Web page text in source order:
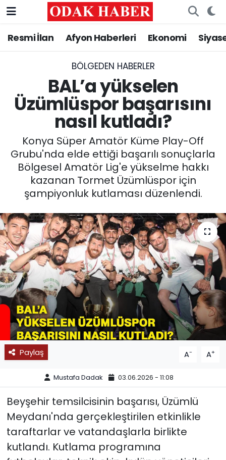
Resmi İlan Afyon Haberleri Ekonomi
BÖLGEDEN HABERLER
BAL’a yükselen
Üzümlüspor başarısını
nasıl kutladı?
Konya Süper Amatör Küme Play-Off
Grubu'nda elde ettiği başarılı sonuçlarla
Bölgesel Amatör Lig'e yükselme hakkı
kazanan Tormet Üzümlüspor için
şampiyonluk kutlaması düzenlendi.
Paylaş A- A+
Mustafa Dadak 03.06.2026 - 11:08
Beyşehir temsilcisinin başarısı, Üzümlü
Meydanı'nda gerçekleştirilen etkinlikle
taraftarlar ve vatandaşlarla birlikte
kutlandı. Kutlama programına
AFYONKARAHİSAR HABERLERİ
Resmi İlan
ASAYİŞ
GÜNCEL
SİYASET
EĞİTİM
MAGAZİN
SAĞLIK
SPOR
11:11 MANŞET
Nöbetçi Eczaneler
Hava Durumu
Trafik Durumu
Süper Lig Puan Durumu ve Fikstür
Tüm Manşetler
Son Dakika Haberleri
Haber Arşivi